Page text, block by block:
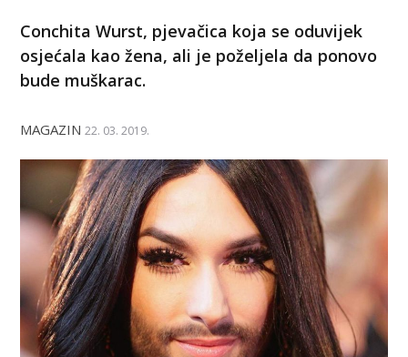
Conchita Wurst, pjevačica koja se oduvijek
osjećala kao žena, ali je poželjela da ponovo
bude muškarac.
MAGAZIN 22. 03. 2019.